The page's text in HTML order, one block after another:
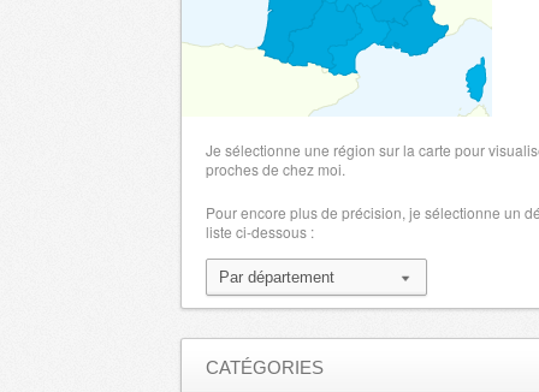
Je sélectionne une région sur la carte pour
proches de chez moi.
Pour encore plus de précision, je sélectionne un
liste ci-dessous :
CATÉGORIES